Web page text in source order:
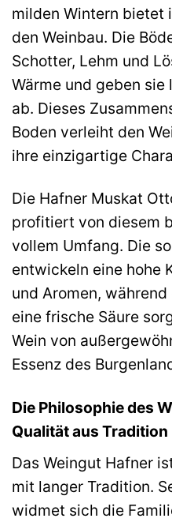
milden Wintern bietet
den Weinbau. Die
Schotter, Lehm und
Wärme und geben sie
ab. Dieses
Boden verleiht den
ihre einzigartige
Die Hafner Muskat
profitiert von diesem
vollem Umfang. Die
entwickeln eine hohe
und Aromen,
eine frische Säure
Wein von
Essenz des
Die Philosophie des
Qualität aus
Das Weingut Hafner
mit langer Tradition.
widmet sich die